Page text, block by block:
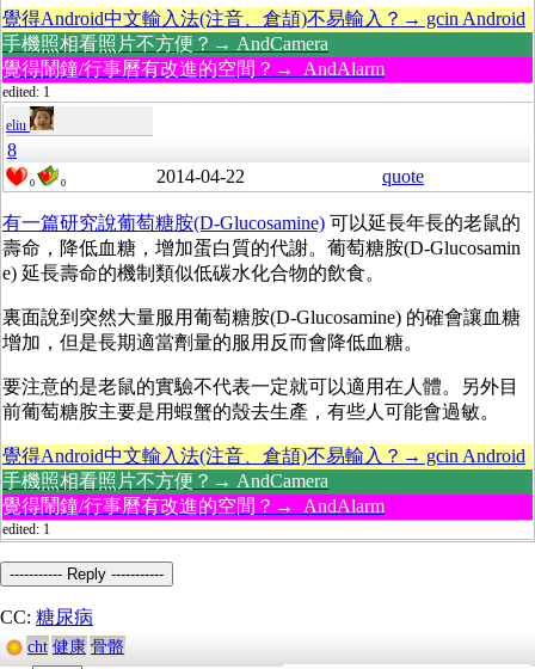
覺得Android中文輸入法(注音、倉頡)不易輸入？→ gcin Android
手機照相看照片不方便？→ AndCamera
覺得鬧鐘/行事曆有改進的空間？→ AndAlarm
edited: 1
eliu
8
0 0 2014-04-22 quote
有一篇研究說葡萄糖胺(D-Glucosamine) 可以延長年長的老鼠的
壽命，降低血糖，增加蛋白質的代謝。葡萄糖胺(D-Glucosamin
e) 延長壽命的機制類似低碳水化合物的飲食。
裏面說到突然大量服用葡萄糖胺(D-Glucosamine) 的確會讓血糖
增加，但是長期適當劑量的服用反而會降低血糖。
要注意的是老鼠的實驗不代表一定就可以適用在人體。另外目
前葡萄糖胺主要是用蝦蟹的殼去生產，有些人可能會過敏。
覺得Android中文輸入法(注音、倉頡)不易輸入？→ gcin Android
手機照相看照片不方便？→ AndCamera
覺得鬧鐘/行事曆有改進的空間？→ AndAlarm
edited: 1
----------- Reply -----------
CC: 糖尿病
cht 健康 骨骼